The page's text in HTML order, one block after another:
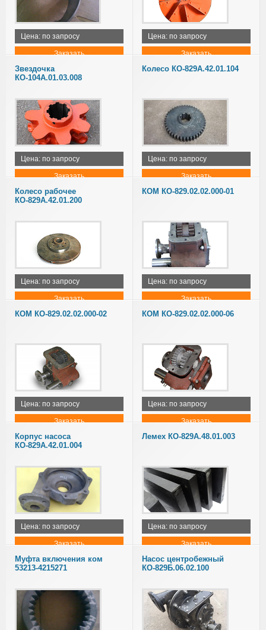
Цена: по запросу
Заказать
Цена: по запросу
Заказать
Звездочка
КО-104А.01.03.008
Цена: по запросу
Заказать
Колесо КО-829А.42.01.104
Цена: по запросу
Заказать
Колесо рабочее
КО-829А.42.01.200
Цена: по запросу
Заказать
КОМ КО-829.02.02.000-01
Цена: по запросу
Заказать
КОМ КО-829.02.02.000-02
Цена: по запросу
Заказать
КОМ КО-829.02.02.000-06
Цена: по запросу
Заказать
Корпус насоса
КО-829А.42.01.004
Цена: по запросу
Заказать
Лемех КО-829А.48.01.003
Цена: по запросу
Заказать
Муфта включения ком
53213-4215271
Насос центробежный
КО-829Б.06.02.100